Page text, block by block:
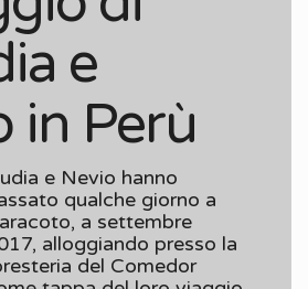
e
in Perù
e Nevio hanno
qualche giorno a
a settembre
alloggiando presso la
del Comedor